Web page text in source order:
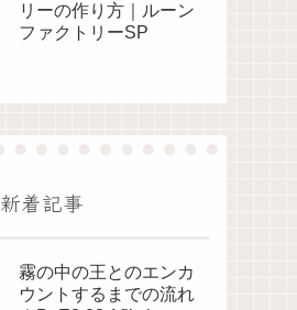
リーの作り方｜ルーン
ファクトリーSP
新着記事
霧の中の王とのエンカ
ウントするまでの流れ